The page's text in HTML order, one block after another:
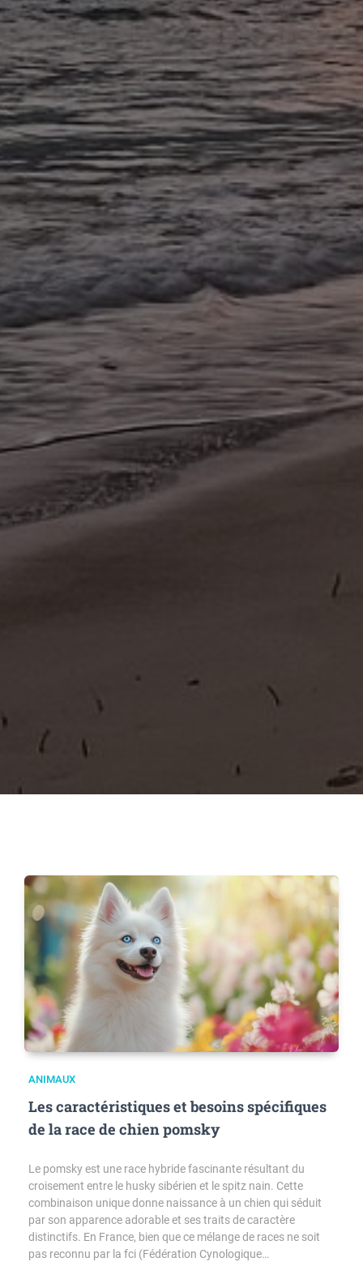
ANIMAUX
Les caractéristiques et besoins spécifiques
de la race de chien pomsky
Le pomsky est une race hybride fascinante résultant du
croisement entre le husky sibérien et le spitz nain. Cette
combinaison unique donne naissance à un chien qui séduit
par son apparence adorable et ses traits de caractère
distinctifs. En France, bien que ce mélange de races ne soit
pas reconnu par la fci (Fédération Cynologique…